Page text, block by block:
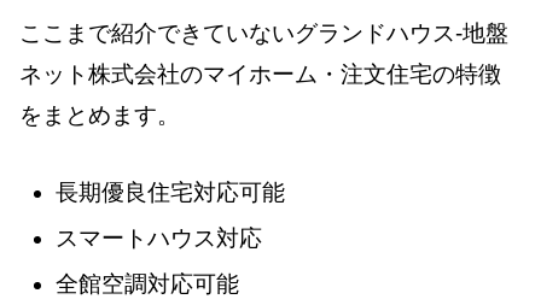
ここまで紹介できていないグランドハウス-地盤
ネット株式会社のマイホーム・注文住宅の特徴
をまとめます。
長期優良住宅対応可能
スマートハウス対応
全館空調対応可能